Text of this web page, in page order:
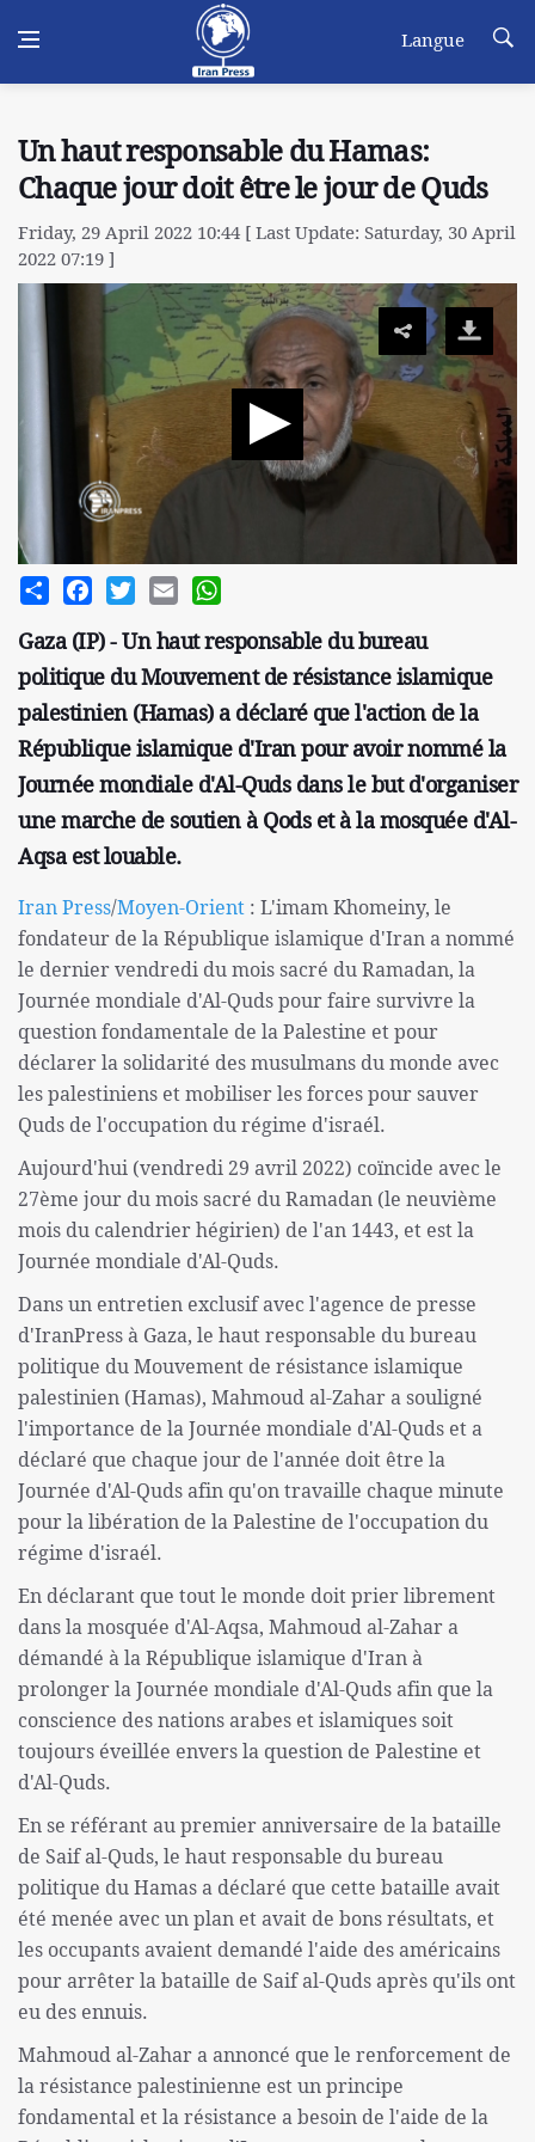
Langue
Un haut responsable du Hamas:
Chaque jour doit être le jour de Quds
Friday, 29 April 2022 10:44 [ Last Update: Saturday, 30 April
2022 07:19 ]
Share FacebookTwitterEmail
Gaza (IP) - Un haut responsable du bureau
politique du Mouvement de résistance islamique
palestinien (Hamas) a déclaré que l'action de la
République islamique d'Iran pour avoir nommé la
Journée mondiale d'Al-Quds dans le but d'organiser
une marche de soutien à Qods et à la mosquée d'Al-
Aqsa est louable.
Iran Press/Moyen-Orient : L'imam Khomeiny, le
fondateur de la République islamique d'Iran a nommé
le dernier vendredi du mois sacré du Ramadan, la
Journée mondiale d'Al-Quds pour faire survivre la
question fondamentale de la Palestine et pour
déclarer la solidarité des musulmans du monde avec
les palestiniens et mobiliser les forces pour sauver
Quds de l'occupation du régime d'israél.
Aujourd'hui (vendredi 29 avril 2022) coïncide avec le
27ème jour du mois sacré du Ramadan (le neuvième
mois du calendrier hégirien) de l'an 1443, et est la
Journée mondiale d'Al-Quds.
Dans un entretien exclusif avec l'agence de presse
d'IranPress à Gaza, le haut responsable du bureau
politique du Mouvement de résistance islamique
palestinien (Hamas), Mahmoud al-Zahar a souligné
l'importance de la Journée mondiale d'Al-Quds et a
déclaré que chaque jour de l'année doit être la
Journée d'Al-Quds afin qu'on travaille chaque minute
pour la libération de la Palestine de l'occupation du
régime d'israél.
En déclarant que tout le monde doit prier librement
dans la mosquée d'Al-Aqsa, Mahmoud al-Zahar a
démandé à la République islamique d'Iran à
prolonger la Journée mondiale d'Al-Quds afin que la
conscience des nations arabes et islamiques soit
toujours éveillée envers la question de Palestine et
d'Al-Quds.
En se référant au premier anniversaire de la bataille
de Saif al-Quds, le haut responsable du bureau
politique du Hamas a déclaré que cette bataille avait
été menée avec un plan et avait de bons résultats, et
les occupants avaient demandé l'aide des américains
pour arrêter la bataille de Saif al-Quds après qu'ils ont
eu des ennuis.
Mahmoud al-Zahar a annoncé que le renforcement de
la résistance palestinienne est un principe
fondamental et la résistance a besoin de l'aide de la